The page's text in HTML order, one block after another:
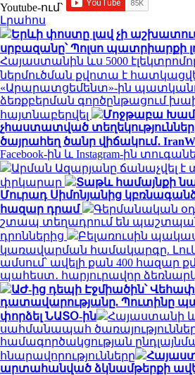
Youtube-ում`
Լրահոս
Երևի փոստը լավ չի
սրբազանը՝ Պոլսո պատրիարքի
Հայաստանին ևս 5000
ներմուծման քվոտա է
«Արարատցեմենտ»-ին
ձեռքբերման գործընթացում
հայտնաբերվել
Մոջթաբա
չհաստատված
ծայրահեղ ծանր վիճակում․
Facebook-ին և Instagram-ին
Արման Ազարյանը ճանաչվել է
փրկարար
Տաթև համայնքի
Մուրադ Սիմոնյանից
հազար դրամ
Գերմանական
շտապ տեղադրում են
դրոններից
Բելառուսին
կառավարման համակարգը.
ամսում՝ ավելի քան 400 հազար
պահեստ․ հարյուրավոր
ԱԺ-ից դեպի Էջմիածին՝
դատավարությանը. Պուտինը
փորձել ՆԱՏՕ-ին
Հայաստանի և
սահմանապահ
համագործակցության
հնարավորությունները
արտահանված ձկնամթերքի